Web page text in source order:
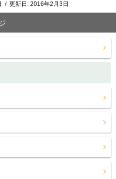
/ 更新日: 2016年2月3日